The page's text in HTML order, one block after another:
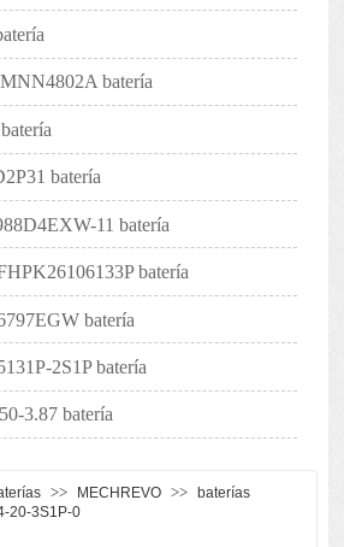
batería
batería
11 batería
batería
batería
2S1P batería
3.87 batería
>> MECHREVO >>
baterías
20-3S1P-0